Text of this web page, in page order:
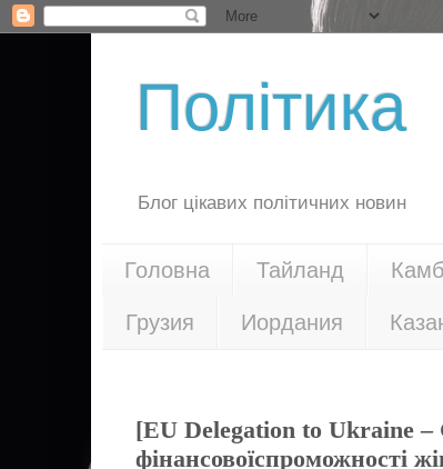
Політика
Блог цікавих політичних новин
Головна Тайланд
Грузия Иордания
[EU Delegation to Ukraine –
фінансовоїспроможності